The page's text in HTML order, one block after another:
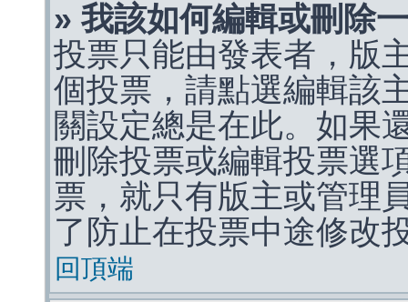
» 我該如何編輯或刪除
投票只能由發表者，版
個投票，請點選編輯該
關設定總是在此。如果
刪除投票或編輯投票選
票，就只有版主或管理
了防止在投票中途修改
回頂端